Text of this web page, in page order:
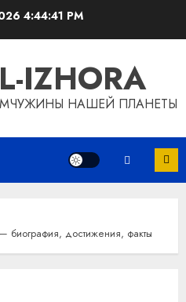
4:44:42 PM
IZHORA
НАШЕЙ ПЛАНЕТЫ
биография, достижения, факты